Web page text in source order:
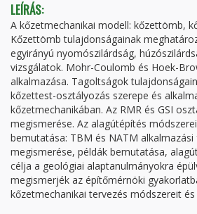
LEÍRÁS:
A kőzetmechanikai modell: kőzettömb,
Kőzettömb tulajdonságainak
egyirányú nyomószilárdság,
vizsgálatok. Mohr-Coulomb és Hoek-
alkalmazása. Tagoltságok
kőzettest-osztályozás szerepe és
kőzetmechanikában. Az RMR és GSI
megismerése. Az alagútépítés
bemutatása: TBM és NATM
megismerése, példák bemutatása,
célja a geológiai alaptanulmányokra
megismerjék az építőmérnöki
kőzetmechanikai tervezés módszereit